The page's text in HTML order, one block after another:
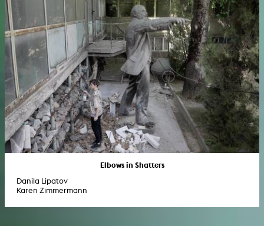
Elbows in Shatters
Danila Lipatov
Karen Zimmermann